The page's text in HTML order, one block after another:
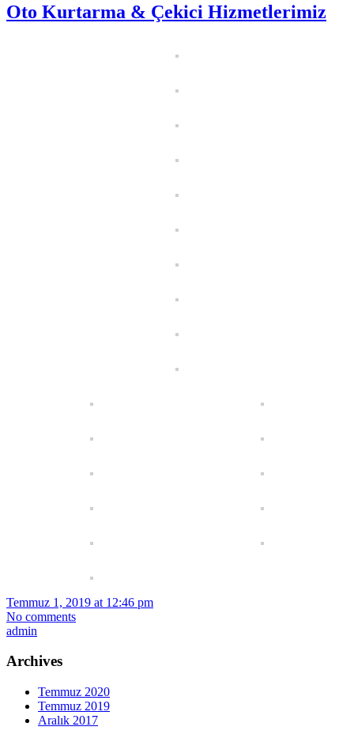
Oto Kurtarma & Çekici Hizmetlerimiz
Temmuz 1, 2019 at 12:46 pm
No comments
admin
Archives
Temmuz 2020
Temmuz 2019
Aralık 2017